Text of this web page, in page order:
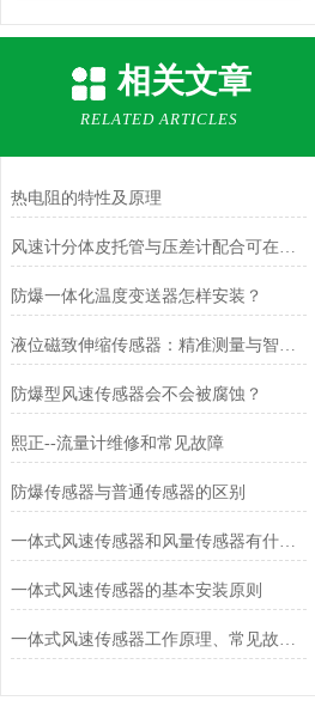
相关文章
RELATED ARTICLES
热电阻的特性及原理
风速计分体皮托管与压差计配合可在哪些场合使用？
防爆一体化温度变送器怎样安装？
液位磁致伸缩传感器：精准测量与智能应用
防爆型风速传感器会不会被腐蚀？
熙正--流量计维修和常见故障
防爆传感器与普通传感器的区别
一体式风速传感器和风量传感器有什么不同？
一体式风速传感器的基本安装原则
一体式风速传感器工作原理、常见故障排查与运维建议